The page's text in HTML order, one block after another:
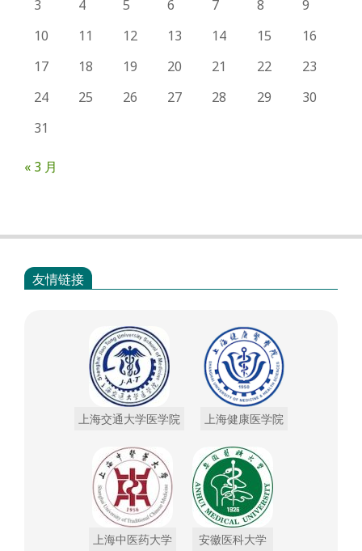
3 4 5 6 7 8
9
10
11 12 13 14 15
16
17
18 19 20 21 22
23
24
25 26 27 28 29
30
31
« 3 月
友情链接
上海交通大学医学院 上海健康医学院
上海中医药大学 安徽医科大学